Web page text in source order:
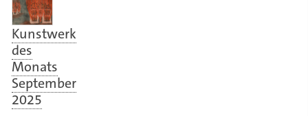
Kunstwerk
des
Monats
September
2025